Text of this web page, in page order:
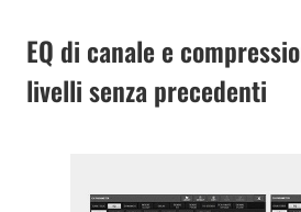
EQ di canale e
livelli senza precedenti